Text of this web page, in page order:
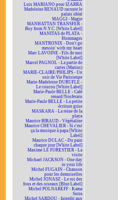
Luis MARIANO pour IZARRA
Madeleine RENAUD raconte le
palais idéal
MAGGI - Magie
MANHATTAN TRANSFER -
Boy from N.Y.C. [White Label]
MANITAS de PLATA -
Hommages
MANTRONIX - Don't go
messin' with my heart
Marc LAVOINE - Fils de moi
[White Label]
Marcel PAGNOL - La partie de
cartes (Marius)
MARIE-CLAIRE/PHILIPS - Un
soir de Vie Parisienne
Marie-Madeleine DURUFLÉ -
Le coucou [White Label]
Marie-Paule BELLE - Café
renard/Nosferatu
Marie-Paule BELLE - La petite
écriture grise
MASKARA - La reine de la
playa
Maurice BIRAUD - Végétaline
Maurice CHEVALIER - Si c'est
ça la musique à papa [White
Label]
Maurice DULAC - Du pain
chaque jour [White Label]
Maxime LE FORESTIER - La
visite
Michael JACKSON - One day
in your life
Michel FUGAIN - Chanson
pour les demoiselles
Michel JONASZ - Le roi des
fous et des oiseaux [Blue Label]
Michel POLNAREFF - Kama
Sutra
Michel SARDOU - Interdit aux